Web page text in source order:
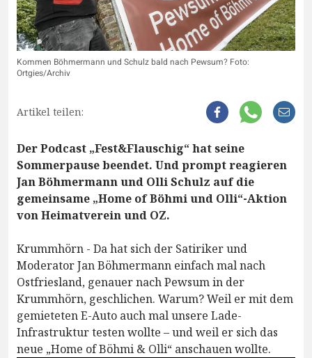
Kommen Böhmermann und Schulz bald nach Pewsum? Foto:
Ortgies/Archiv
Artikel teilen:
Der Podcast „Fest&Flauschig“ hat seine
Sommerpause beendet. Und prompt reagieren
Jan Böhmermann und Olli Schulz auf die
gemeinsame „Home of Böhmi und Olli“-Aktion
von Heimatverein und OZ.
Krummhörn - Da hat sich der Satiriker und
Moderator Jan Böhmermann einfach mal nach
Ostfriesland, genauer nach Pewsum in der
Krummhörn, geschlichen. Warum? Weil er mit dem
gemieteten E-Auto auch mal unsere Lade-
Infrastruktur testen wollte – und weil er sich das
neue „Home of Böhmi & Olli“ anschauen wollte.